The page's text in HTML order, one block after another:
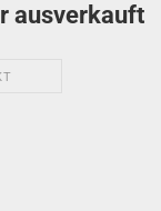
ausverkauft